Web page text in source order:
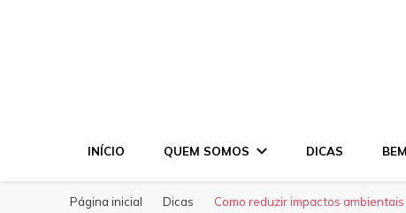
INÍCIO QUEM SOMOS DICAS
Página inicial Dicas Como reduzir impactos